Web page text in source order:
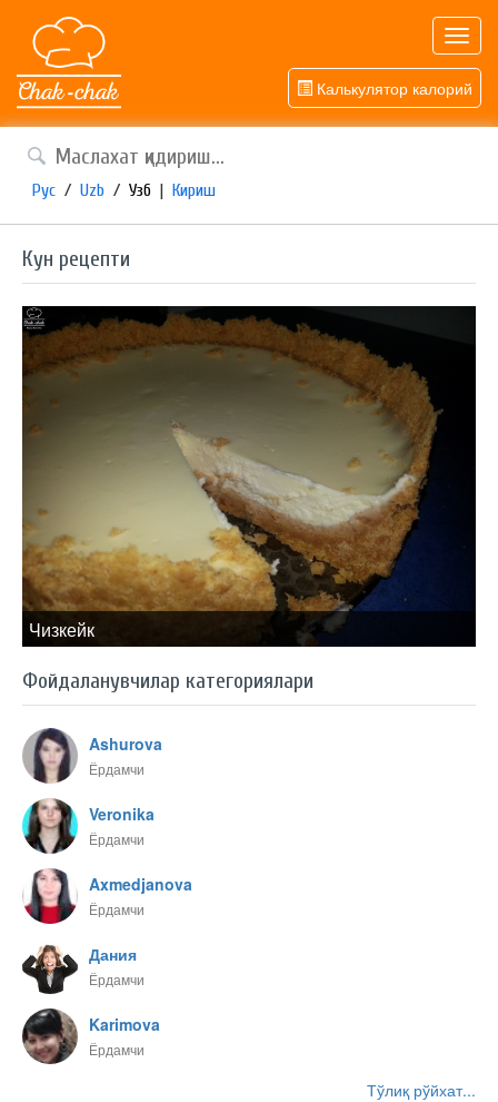
Калькулятор калорий
Рус / Uzb / Узб | Кириш
Кун рецепти
Чизкейк
Фойдаланувчилар категориялари
Ashurova
Ёрдамчи
Veronika
Ёрдамчи
Axmedjanova
Ёрдамчи
Дания
Ёрдамчи
Karimova
Ёрдамчи
Тўлиқ рўйхат...